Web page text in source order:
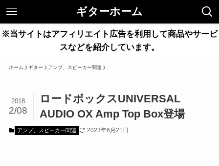
ギターホーム
※当サイトはアフィリエイト広告を利用して商品やサービ
スなどを紹介しています。
ホーム ギター アンプ、スピーカー関連
ロードボックスUNIVERSAL
AUDIO OX Amp Top Box登場
2018
2/08
アンプ、スピーカー関連 2023年6月21日